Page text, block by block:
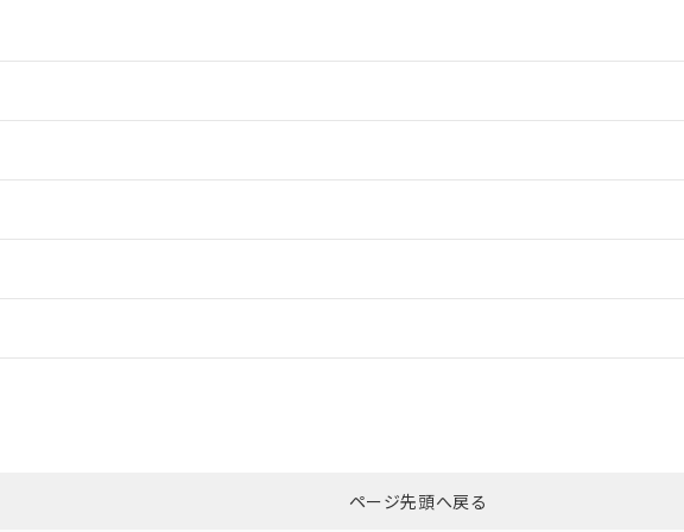
ダウンロードはこちらページ先頭へ戻る